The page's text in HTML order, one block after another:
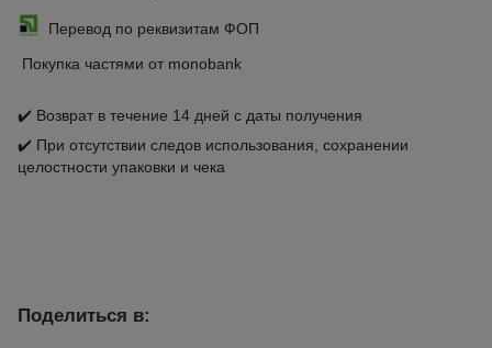
Перевод по реквизитам ФОП
Покупка частями от monobank
✔️ Возврат в течение 14 дней с даты получения
✔️ При отсутствии следов использования, сохранении
целостности упаковки и чека
Поделиться в: